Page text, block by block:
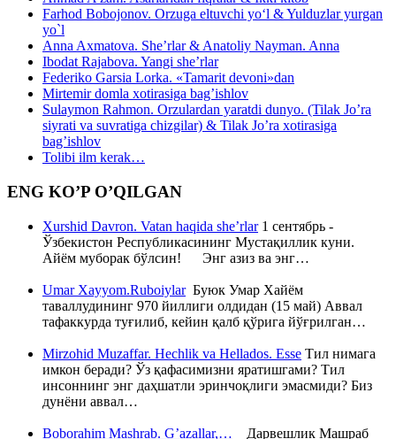
Farhod Bobojonov. Orzuga eltuvchi yo‘l & Yulduzlar yurgan
yo`l
Anna Axmatova. She’rlar & Anatoliy Nayman. Anna
Ibodat Rajabova. Yangi she’rlar
Federiko Garsia Lorka. «Tamarit devoni»dan
Mirtemir domla xotirasiga bag’ishlov
Sulaymon Rahmon. Orzulardan yaratdi dunyo. (Tilak Jo’ra
siyrati va suvratiga chizgilar) & Tilak Jo’ra xotirasiga
bag’ishlov
Tolibi ilm kerak…
ENG KO’P O’QILGAN
Xurshid Davron. Vatan haqida she’rlar1 сентябрь -
Ўзбекистон Республикасининг Мустақиллик куни.
Айём муборак бўлсин! Энг азиз ва энг…
Umar Xayyom.RuboiylarБуюк Умар Хайём
таваллудининг 970 йиллиги олдидан (15 май) Аввал
тафаккурда туғилиб, кейин қалб қўрига йўғрилган…
Mirzohid Muzaffar. Hechlik va Hellados. Esse Тил нимага
имкон беради? Ўз қафасимизни яратишгами? Тил
инсоннинг энг даҳшатли эринчоқлиги эмасмиди? Биз
дунёни аввал…
Boborahim Mashrab. G’azallar,… Дарвешлик Машраб